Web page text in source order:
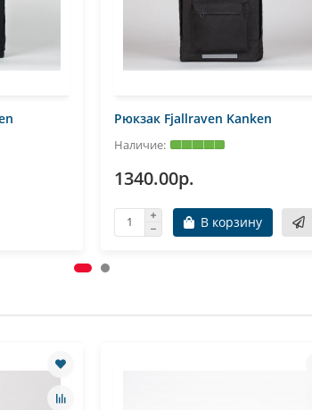
Рюкзак Fjallraven Kanken
1340.00р.
В корзину